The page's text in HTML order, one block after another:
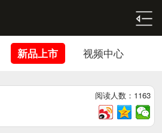
新品上市 视频中心
阅读人数：1163